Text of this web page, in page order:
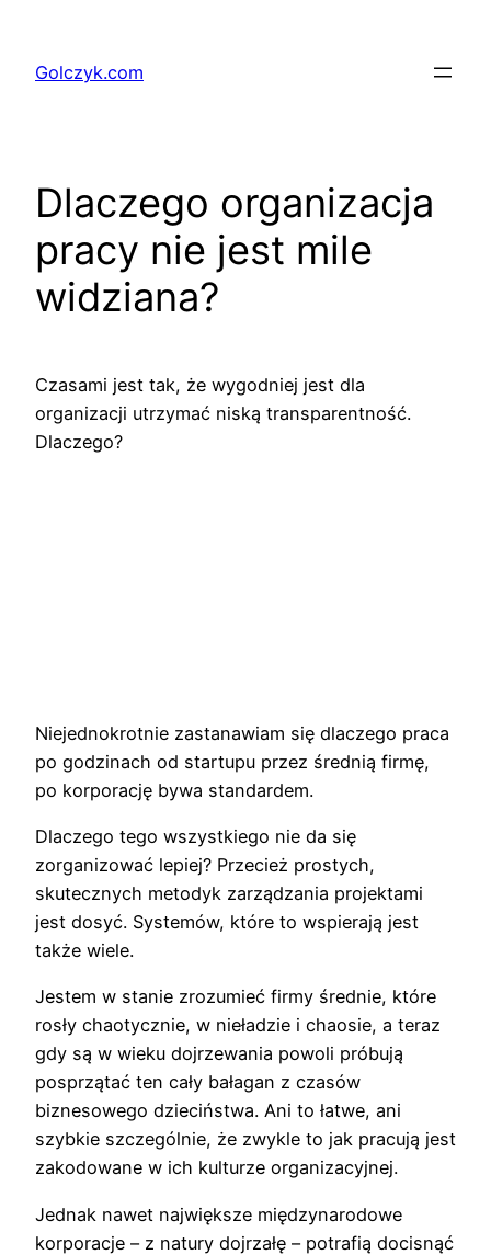
treściGolczyk.com
Dlaczego organizacja
pracy nie jest mile
widziana?
Czasami jest tak, że wygodniej jest dla
organizacji utrzymać niską transparentność.
Dlaczego?
Niejednokrotnie zastanawiam się dlaczego praca
po godzinach od startupu przez średnią firmę,
po korporację bywa standardem.
Dlaczego tego wszystkiego nie da się
zorganizować lepiej? Przecież prostych,
skutecznych metodyk zarządzania projektami
jest dosyć. Systemów, które to wspierają jest
także wiele.
Jestem w stanie zrozumieć firmy średnie, które
rosły chaotycznie, w nieładzie i chaosie, a teraz
gdy są w wieku dojrzewania powoli próbują
posprzątać ten cały bałagan z czasów
biznesowego dzieciństwa. Ani to łatwe, ani
szybkie szczególnie, że zwykle to jak pracują jest
zakodowane w ich kulturze organizacyjnej.
Jednak nawet największe międzynarodowe
korporacje – z natury dojrzałę – potrafią docisnąć